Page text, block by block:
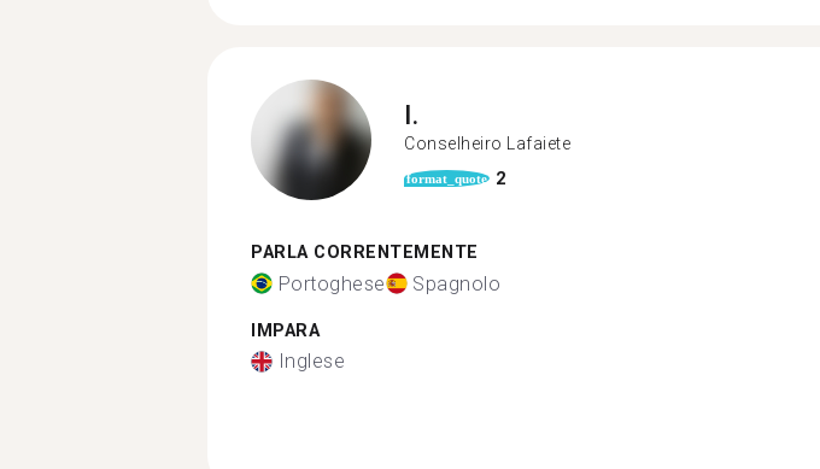
I.
Conselheiro Lafaiete
format_quote 2
PARLA CORRENTEMENTE
Portoghese Spagnolo
IMPARA
Inglese